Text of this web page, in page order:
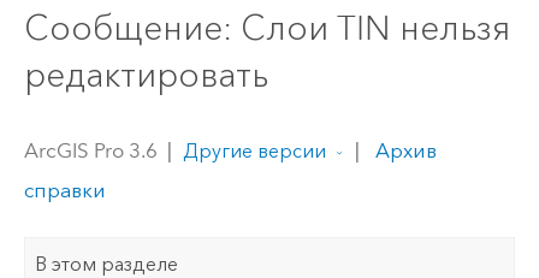
Сообщение: Слои TIN нельзя
редактировать
ArcGIS Pro 3.6 Другие версии
Архив
справки
В этом разделе